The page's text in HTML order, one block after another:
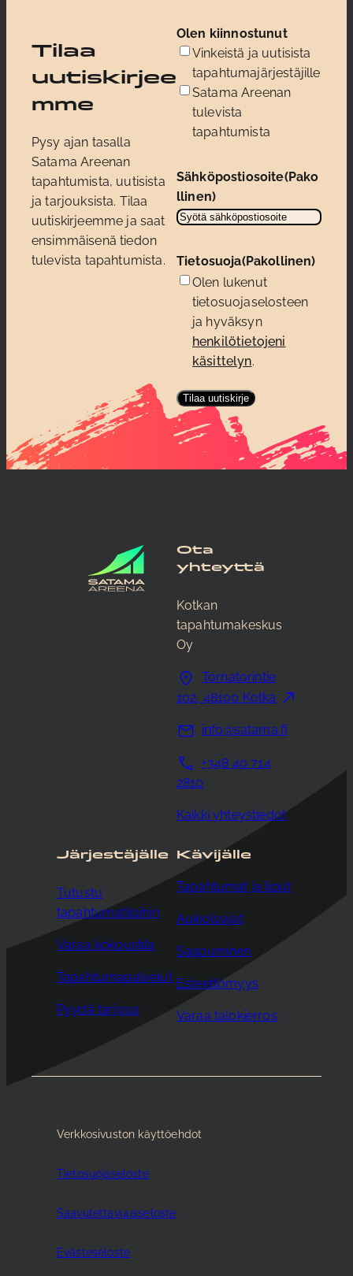
Tilaa
uutiskirjee
mme
Pysy ajan tasalla
Satama Areenan
tapahtumista, uutisista
ja tarjouksista. Tilaa
uutiskirjeemme ja saat
ensimmäisenä tiedon
tulevista tapahtumista.
Olen kiinnostunut
Vinkeistä ja uutisista
tapahtumajärjestäjille
Satama Areenan
tulevista
tapahtumista
Sähköpostiosoite(Pako
llinen)
Tietosuoja(Pakollinen)
Olen lukenut
tietosuojaselosteen
ja hyväksyn
henkilötietojeni
käsittelyn.
Ota
yhteyttä
Kotkan
tapahtumakeskus
Oy
Tornatorintie
102, 48100 Kotka
info@satama.fi
+348 40 714
2810
Kaikki yhteystiedot
Järjestäjälle
Tutustu
tapahtumatiloihin
Varaa kokoustila
Tapahtumapalvelut
Pyydä tarjous
Kävijälle
Tapahtumat ja liput
Aukioloajat
Saapuminen
Esteettömyys
Varaa talokierros
Verkkosivuston käyttöehdot
Tietosuojaseloste
Saavutettavuusseloste
Evästeseloste